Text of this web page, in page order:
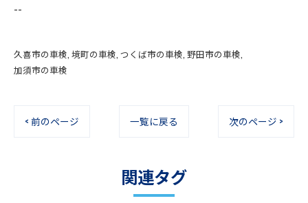
--
久喜市の車検 境町の車検 つくば市の車検 野田市の車検
加須市の車検
< 前のページ 一覧に戻る 次のページ >
関連タグ